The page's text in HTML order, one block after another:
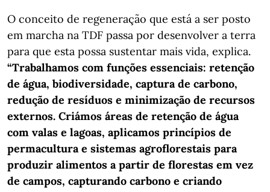
O conceito de regeneração que está a ser posto
em marcha na TDF passa por desenvolver a terra
para que esta possa sustentar mais vida, explica.
“Trabalhamos com funções essenciais: retenção
de água, biodiversidade, captura de carbono,
redução de resíduos e minimização de recursos
externos. Criámos áreas de retenção de água
com valas e lagoas, aplicamos princípios de
permacultura e sistemas agroflorestais para
produzir alimentos a partir de florestas em vez
de campos, capturando carbono e criando